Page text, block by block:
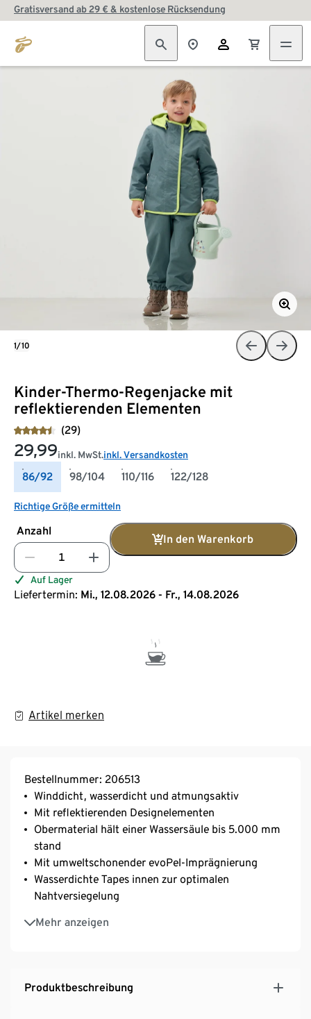
Gratisversand ab 29 € & kostenlose Rücksendung
Kinder-Thermo-Regenjacke mit
reflektierenden Elementen
(29)
29,99inkl. MwSt.inkl. Versandkosten
86/92 98/104 110/116 122/128
Richtige Größe ermitteln
Anzahl
In den Warenkorb
Auf Lager
Liefertermin: Mi., 12.08.2026 - Fr., 14.08.2026
Artikel merken
1/10
Bestellnummer: 206513
Winddicht, wasserdicht und atmungsaktiv
Mit reflektierenden Designelementen
Obermaterial hält einer Wassersäule bis 5.000 mm
stand
Mit umweltschonender evoPel-Imprägnierung
Wasserdichte Tapes innen zur optimalen
Nahtversiegelung
Mehr anzeigen
Weiches, wärmendes Microfleece-Futter
Abnehmbare Kapuze
Elastische Ärmelabschlüsse
Produktbeschreibung